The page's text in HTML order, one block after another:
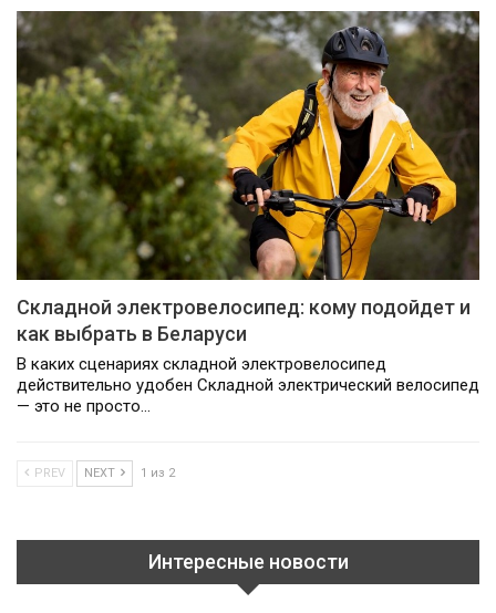
Складной электровелосипед: кому подойдет и
как выбрать в Беларуси
В каких сценариях складной электровелосипед
действительно удобен Складной электрический велосипед
— это не просто…
PREV NEXT 1 из 2
Интересные новости